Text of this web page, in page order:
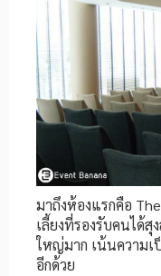
มาถึงห้องแรกคือ
เลี้ยงที่รองรับคนได้สุ
ใหญ่มาก เน้นความเ
อีกด้วย